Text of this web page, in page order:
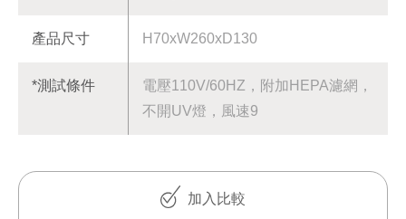
產品尺寸 H70xW260xD130
*測試條件
電壓110V/60HZ，附加HEPA濾網，
不開UV燈，風速9
加入比較